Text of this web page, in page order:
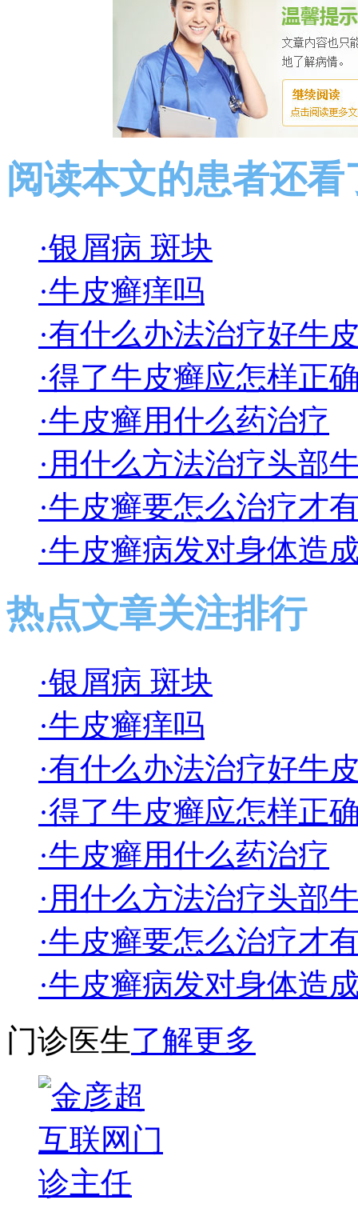
阅读本文的患者还看
·银屑病 斑块
·牛皮癣痒吗
·有什么办法治疗好牛
·得了牛皮癣应怎样正
·牛皮癣用什么药治疗
·用什么方法治疗头部
·牛皮癣要怎么治疗才
·牛皮癣病发对身体造
热点文章关注排行
·银屑病 斑块
·牛皮癣痒吗
·有什么办法治疗好牛
·得了牛皮癣应怎样正
·牛皮癣用什么药治疗
·用什么方法治疗头部
·牛皮癣要怎么治疗才
·牛皮癣病发对身体造
门诊医生了解更多